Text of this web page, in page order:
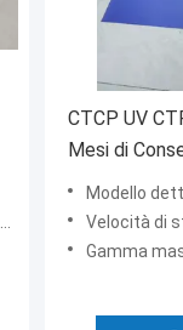
CTCP UV
Mesi di
a Colori
Modello
Velocità di
Gamma massima